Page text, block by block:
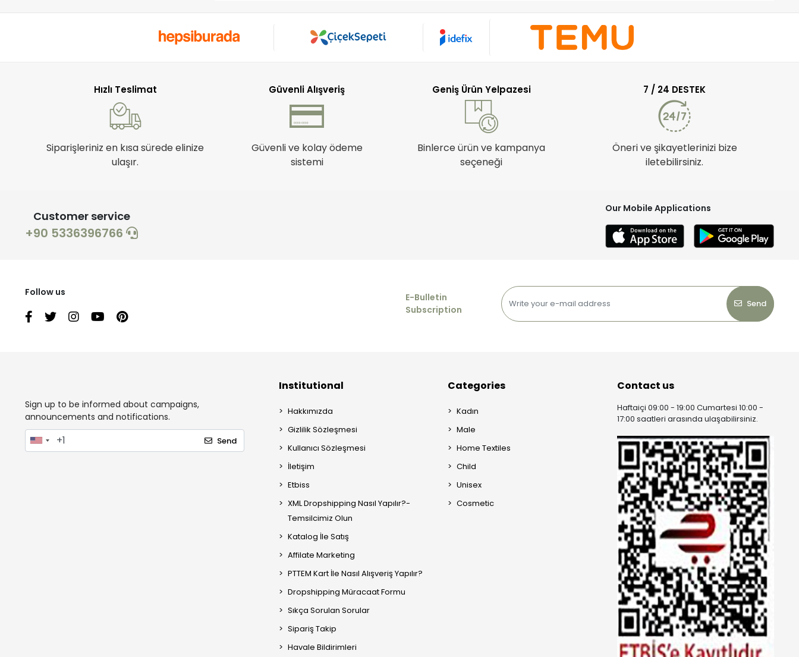
Hızlı Teslimat
Siparişleriniz en kısa sürede elinize
ulaşır.
Güvenli Alışveriş
Güvenli ve kolay ödeme
sistemi
Geniş Ürün Yelpazesi
Binlerce ürün ve kampanya
seçeneği
7 / 24 DESTEK
Öneri ve şikayetlerinizi bize
iletebilirsiniz.
Customer service
+90 5336396766
Our Mobile Applications
Follow us
E-Bulletin
Subscription
Send
Sign up to be informed about campaigns,
announcements and notifications.
Send
Institutional
Hakkımızda
Gizlilik Sözleşmesi
Kullanıcı Sözleşmesi
İletişim
Etbiss
XML Dropshipping Nasıl Yapılır?-
Temsilcimiz Olun
Katalog İle Satış
Affilate Marketing
PTTEM Kart İle Nasıl Alışveriş Yapılır?
Dropshipping Müracaat Formu
Sıkça Sorulan Sorular
Sipariş Takip
Havale Bildirimleri
Categories
Kadın
Male
Home Textiles
Child
Unisex
Cosmetic
Contact us
Haftaiçi 09:00 - 19:00 Cumartesi 10:00 -
17:00 saatleri arasında ulaşabilirsiniz.